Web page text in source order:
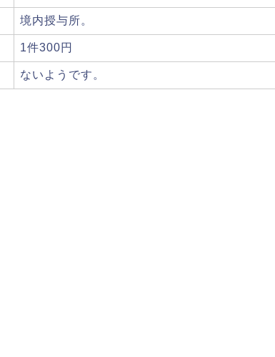
境内授与所。
1件300円
ないようです。